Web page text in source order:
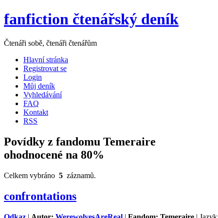
fanfiction čtenářský deník
Čtenáři sobě, čtenáři čtenářům
Hlavní stránka
Registrovat se
Login
Můj deník
Vyhledávání
FAQ
Kontakt
RSS
Povídky z fandomu Temeraire
ohodnocené na 80%
Celkem vybráno 5 záznamů.
confrontations